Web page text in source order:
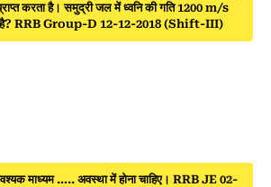
करता है। समुद्री जल में ध्वनि की गति 1200 m/s
है? RRB Group-D 12-12-2018 (Shift-III)
माध्यम ….. अवस्था में होना चाहिए। RRB JE 02-